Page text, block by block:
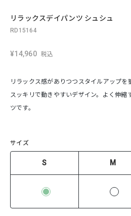
リラックスデイパンツ シュシュ
RD15164
¥14,960 税込
リラックス感がありつつスタイルアップ
スッキリで動きやすいデザイン。よく伸縮
ツです。
サイズ
S M